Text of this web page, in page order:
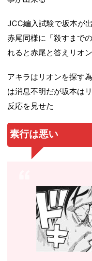
JCC編入試験で坂本が
赤尾同様に「殺すまで
れると赤尾と答えリオ
アキラはリオンを探す
は消息不明だが坂本は
反応を見せた
素行は悪い